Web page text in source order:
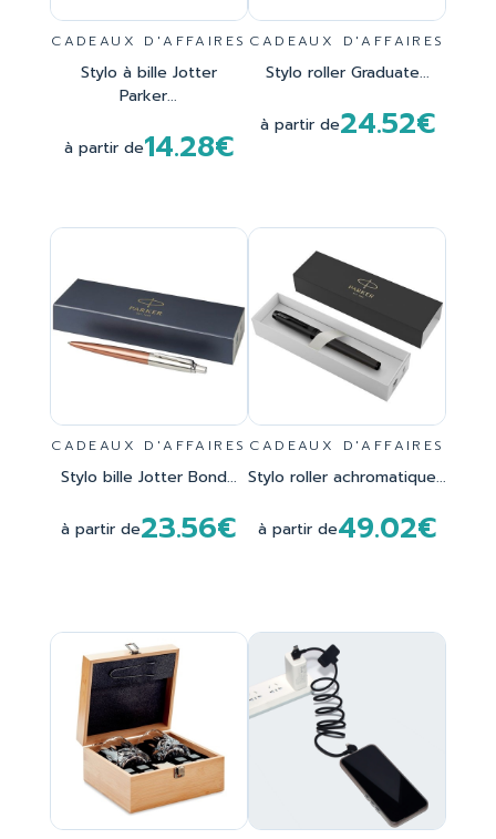
CADEAUX D'AFFAIRES
Stylo à bille Jotter
Parker...
à partir de14.28€
CADEAUX D'AFFAIRES
Stylo roller Graduate...
à partir de24.52€
CADEAUX D'AFFAIRES
Stylo bille Jotter Bond...
à partir de23.56€
CADEAUX D'AFFAIRES
Stylo roller achromatique...
à partir de49.02€